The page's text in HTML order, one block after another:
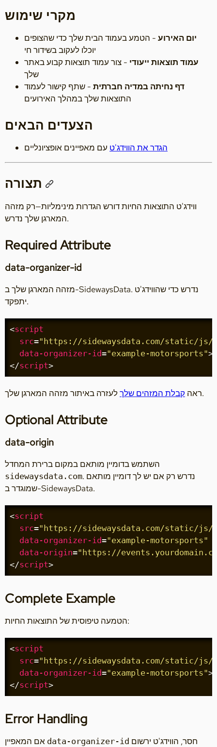
מקרי שימוש
יום האירוע - הטמע בעמוד הבית שלך כדי שהצופים
יוכלו לעקוב בשידור חי
עמוד תוצאות ייעודי - צור עמוד תוצאות קבוע באתר
שלך
דף נחיתה במדיה חברתית - שתף קישור לעמוד
התוצאות שלך במהלך האירועים
הצעדים הבאים
הגדר את הווידג'ט עם מאפיינים אופציונליים
ווידג'ט התוצאות החיות דורש הגדרות מינימליות—רק מזהה
המארגן שלך נדרש.
Required Attribute
data-organizer-id
מזהה המארגן שלך ב-SidewaysData. נדרש כדי שהווידג'ט
יתפקד.
<script
src="https://sidewaysdata.com/static/js/
data-organizer-id="example-motorsports">
</script>
ראה קבלת המזהים שלך לעזרה באיתור מזהה המארגן שלך.
Optional Attribute
data-origin
השתמש בדומיין מותאם במקום ברירת המחדל
sidewaysdata.com. נדרש רק אם יש לך דומיין מותאם
שמוגדר ב-SidewaysData.
<script
src="https://sidewaysdata.com/static/js/
data-organizer-id="example-motorsports"
data-origin="https://
</script>
Complete Example
הטמעה טיפוסית של התוצאות החיות:
<script
src="https://sidewaysdata.com/static/js/
data-organizer-id="example-motorsports">
</script>
Error Handling
data-organizer-id